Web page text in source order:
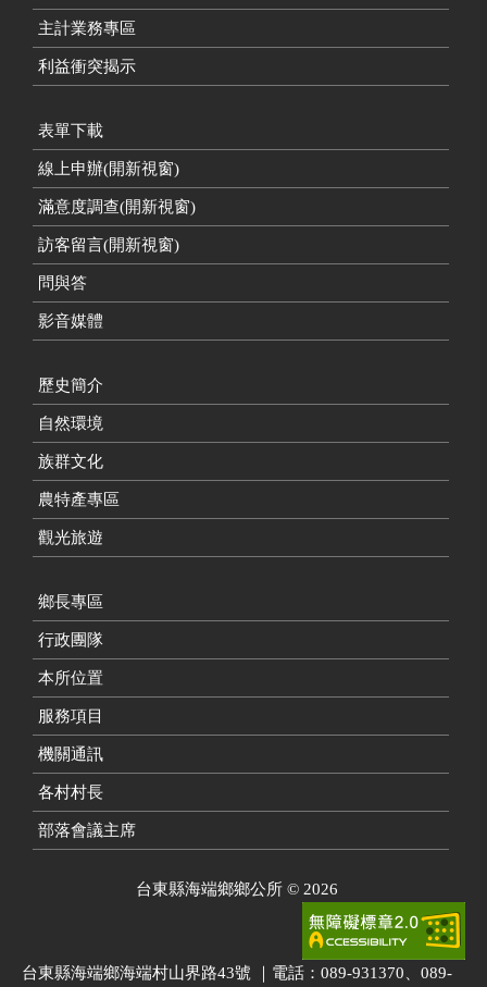
主計業務專區
利益衝突揭示
表單下載
線上申辦(開新視窗)
滿意度調查(開新視窗)
訪客留言(開新視窗)
問與答
影音媒體
歷史簡介
自然環境
族群文化
農特產專區
觀光旅遊
鄉長專區
行政團隊
本所位置
服務項目
機關通訊
各村村長
部落會議主席
台東縣海端鄉鄉公所 © 2026
台東縣海端鄉海端村山界路43號 ｜電話：089-931370、089-